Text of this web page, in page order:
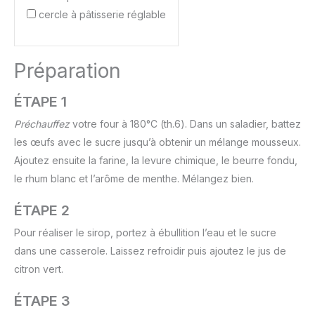
cercle à pâtisserie réglable
Préparation
ÉTAPE 1
Préchauffezvotre four à 180°C (th.6). Dans un saladier, battez
les œufs avec le sucre jusqu’à obtenir un mélange mousseux.
Ajoutez ensuite la farine, la levure chimique, le beurre fondu,
le rhum blanc et l’arôme de menthe. Mélangez bien.
ÉTAPE 2
Pour réaliser le sirop, portez à ébullition l’eau et le sucre
dans une casserole. Laissez refroidir puis ajoutez le jus de
citron vert.
ÉTAPE 3